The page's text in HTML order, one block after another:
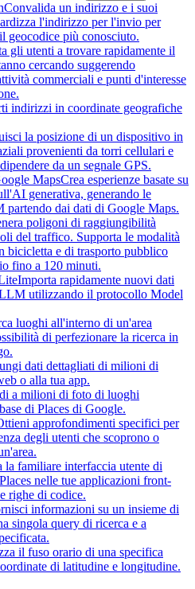
Convalida un indirizzo e i suoi
l'indirizzo per l'invio per
geocodice più conosciuto.
gli utenti a trovare rapidamente il
cercando suggerendo
commerciali e punti d'interesse
indirizzi in coordinate geografiche
la posizione di un dispositivo in
provenienti da torri cellulari e
da un segnale GPS.
MapsCrea esperienze basate su
generativa, generando le
partendo dai dati di Google Maps.
poligoni di raggiungibilità
del traffico. Supporta le modalità
bicicletta e di trasporto pubblico
fino a 120 minuti.
Importa rapidamente nuovi dati
utilizzando il protocollo Model
luoghi all'interno di un'area
di perfezionare la ricerca in
dati dettagliati di milioni di
o alla tua app.
a milioni di foto di luoghi
di Places di Google.
approfondimenti specifici per
degli utenti che scoprono o
la familiare interfaccia utente di
nelle tue applicazioni front-
righe di codice.
informazioni su un insieme di
singola query di ricerca e a
il fuso orario di una specifica
di latitudine e longitudine.